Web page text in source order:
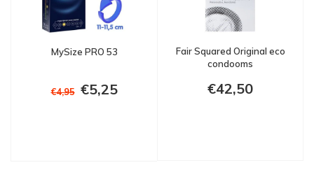
MySize PRO 53
€4,95 €5,25
Fair Squared Original eco
condooms
€42,50